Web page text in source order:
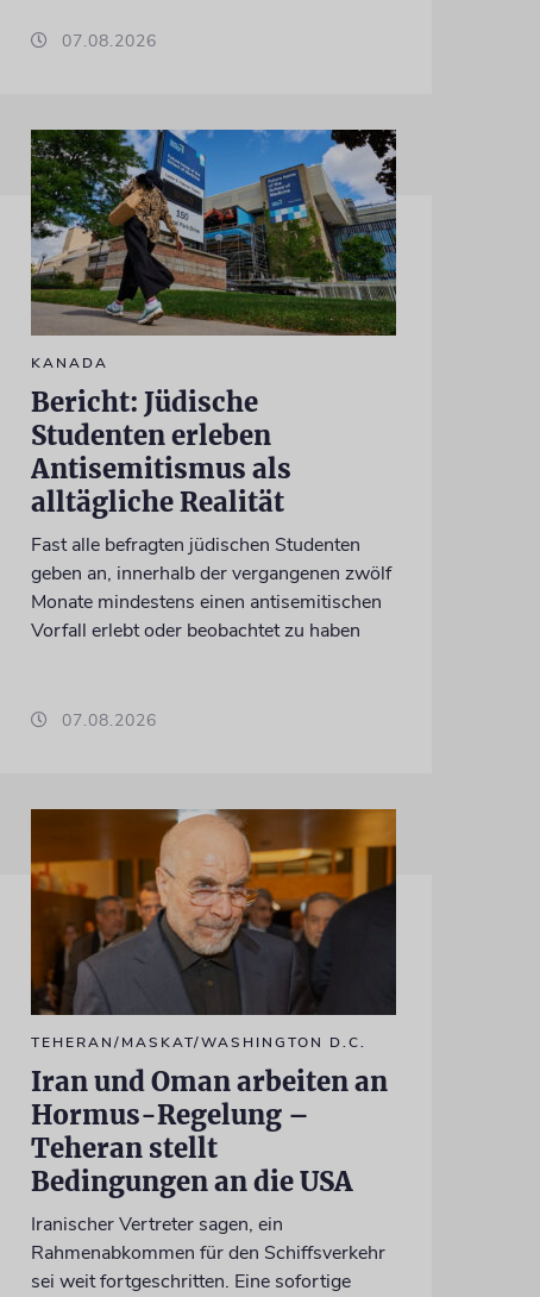
07.08.2026
KANADA
Bericht: Jüdische
Studenten erleben
Antisemitismus als
alltägliche Realität
Fast alle befragten jüdischen Studenten
geben an, innerhalb der vergangenen zwölf
Monate mindestens einen antisemitischen
Vorfall erlebt oder beobachtet zu haben
07.08.2026
TEHERAN/MASKAT/WASHINGTON D.C.
Iran und Oman arbeiten an
Hormus-Regelung –
Teheran stellt
Bedingungen an die USA
Iranischer Vertreter sagen, ein
Rahmenabkommen für den Schiffsverkehr
sei weit fortgeschritten. Eine sofortige